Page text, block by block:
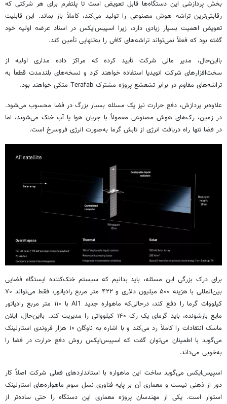
بخش پردازشی این دستگاه‌ها قابل تعویض است تا پلتفرم برای هر شرکتی که
رقابتی‌ترین تراشه هوش مصنوعی را تولید می‌کند، کاملاً باز بماند. این قابلیت
تعویض اهمیت بسیار زیادی دارد، زیرا اسپیس‌ایکس در اسناد عرضه اولیه خود
گفته بود که فعلاً نمی‌تواند تراشه‌های کافی را به‌تنهایی تأمین کند.
بااین‌حال، مدیر مالی شرکت تأیید کرده که مراکز داده مداری اولیه از
سخت‌افزارهای شرکت انویدیا استفاده خواهند کرد و نسخه‌های بلندمدت قطعاً به
تراشه‌های مقاوم در برابر تشعشع پروژه مشترک Terafab متکی خواهند بود.
علاوه‌بر پردازش، دفع حرارت نیز یک مسئله بسیار بزرگ در فضا محسوب می‌شود.
در زمین، رک‌های هوش مصنوعی معمولاً با جریان هوا یا آب خنک می‌شوند، اما
در فضا تنها راه دریافت انرژی از تابش گرما به‌صورت انرژی فروسرخ است.
برای درک بزرگی این مسئله، باید بدانیم که سیستم خنک‌کننده ایستگاه فضایی
بین‌المللی با هزینه ۵۰۰ میلیون دلاری و ۴۲۲ متر مربع رادیاتور، فقط می‌تواند ۷۰
کیلووات گرما را دفع کند، درحالی‌که ماهواره جدید AI1 با ۱۱۰ متر مربع رادیاتور
مایع بازشونده، باید گرمای یک رک ۱۴۰ کیلوواتی را مدیریت کند. بااین‌حال، ایلان
ماسک انتقادات را کاملاً رد می‌کند و با اشاره به ناوگان ۱۰ هزار فروندی استارلینک
می‌گوید با اطمینان می‌توان گفت که اسپیس‌ایکس روش دفع حرارت در فضا را
به‌خوبی می‌داند.
اسپیس‌ایکس می‌گوید ساخت این ماهواره با استانداردهای فعلی شرکت اصلاً کار
دور از ذهنی نیست و معماری آن بر پایه فناوری نسل سوم ماهواره‌های استارلینک
استوار است. یکی از مهندسان پروژه معماری این دستگاه را حتی ساده‌تر از